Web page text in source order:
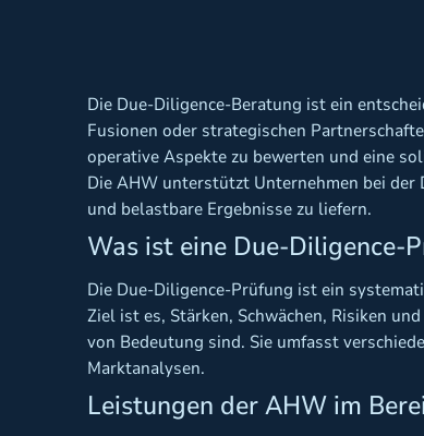
Die Due-Diligence-Beratung ist ein
Fusionen oder strategischen
operative Aspekte zu bewerten und eine
Die AHW unterstützt Unternehmen bei
und belastbare Ergebnisse zu liefern.
Was ist eine Due-Diligence-
Die Due-Diligence-Prüfung ist ein
Ziel ist es, Stärken, Schwächen, Risiken
von Bedeutung sind. Sie umfasst
Marktanalysen.
Leistungen der AHW im